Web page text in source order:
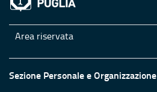
Area riservata
Sezione Personale e Organizzazione